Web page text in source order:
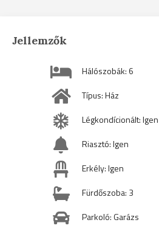
Jellemzők
Hálószobák: 6
Típus: Ház
Légkondícionált: Igen
Riasztó: Igen
Erkély: Igen
Fürdőszoba: 3
Parkoló: Garázs